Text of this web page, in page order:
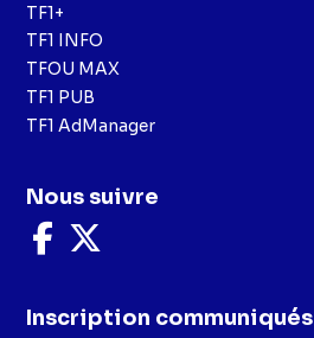
TF1+
TF1 INFO
TFOU MAX
TF1 PUB
TF1 AdManager
Nous suivre
Nous
suivre
Facebook
X
Inscription communiqués